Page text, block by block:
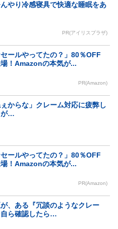
んやり冷感寝具で快適な睡眠をあ
PR(アイリスプラザ)
セールやってたの？」80％OFF
！Amazonの本気が...
PR(Amazon)
ぇからな」クレーム対応に疲弊し
が…
セールやってたの？」80％OFF
！Amazonの本気が...
PR(Amazon)
、ある『冗談のようなクレー
ら確認したら…